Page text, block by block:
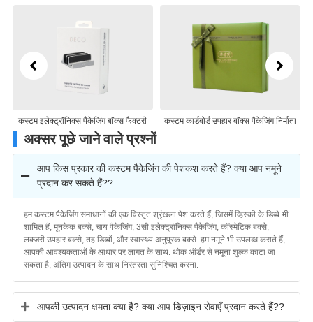
फैक्टरी कस्टम कार्डबोर्ड उपहार बॉक्स पैकेजिंग निर्माता
कार्डबोर्ड कॉस्मेटिक उपहार बॉक्स
अक्सर पूछे जाने वाले प्रश्नों
आप किस प्रकार की कस्टम पैकेजिंग की पेशकश करते हैं? क्या आप नमूने
हम कस्टम पैकेजिंग समाधानों की एक विस्तृत श्रृंखला पेश करते हैं, जिसमें व्हिस्की के डिब्बे भी
शामिल हैं, मूनकेक बक्से, चाय पैकेजिंग, 3सी इलेक्ट्रॉनिक्स पैकेजिंग, कॉस्मेटिक बक्से,
लक्जरी उपहार बक्से, तह डिब्बों, और स्वास्थ्य अनुपूरक बक्से. हम नमूने भी उपलब्ध कराते हैं,
आपकी आवश्यकताओं के आधार पर लागत के साथ. थोक ऑर्डर से नमूना शुल्क काटा जा